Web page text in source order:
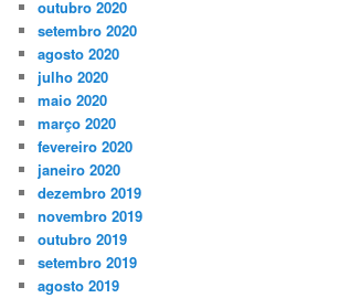
outubro 2020
setembro 2020
agosto 2020
julho 2020
maio 2020
março 2020
fevereiro 2020
janeiro 2020
dezembro 2019
novembro 2019
outubro 2019
setembro 2019
agosto 2019